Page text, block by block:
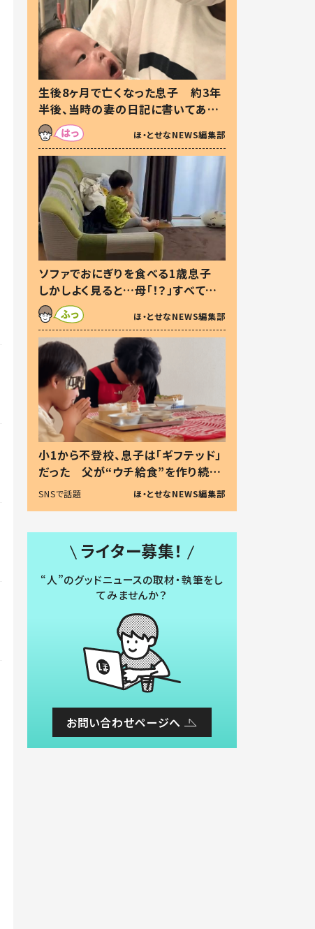
生後8ヶ月で亡くなった息子 約3年
半後、当時の妻の日記に書いてあっ
た本音とは
ほ・とせなNEWS編集部
ソファでおにぎりを食べる1歳息子
しかしよく見ると…母「！？」すべてを
察した母の投稿に「可愛いから許
す！」「現行犯〜」
ほ・とせなNEWS編集部
小1から不登校、息子は「ギフテッド」
だった 父が“ウチ給食”を作り続け
る理由とは #令和の親 #令和の子
SNSで話題 ほ・とせなNEWS編集部
ライター募集！
“人”のグッドニュースの取材・執筆をし
てみませんか？
お問い合わせページへ